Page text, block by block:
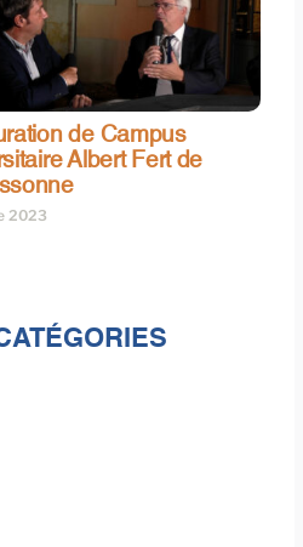
de Campus
Albert Fert de
2023